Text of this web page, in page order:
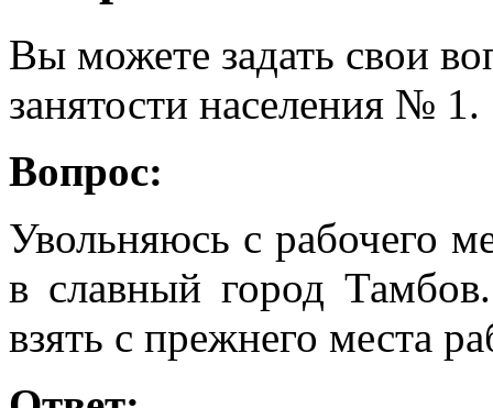
Вы можете задать свои
занятости населения № 1.
Вопрос:
Увольняюсь с рабочего
в славный город
взять с прежнего места